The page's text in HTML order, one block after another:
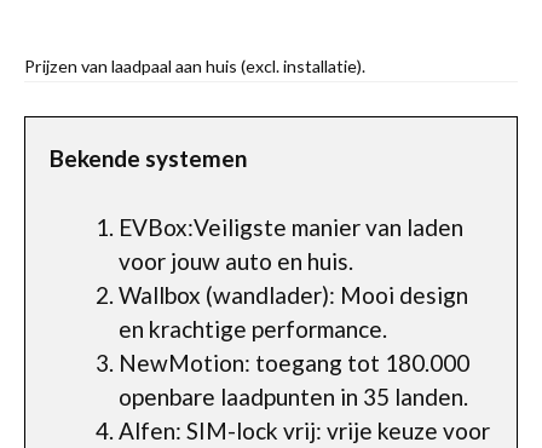
Prijzen van laadpaal aan huis (excl. installatie).
Bekende systemen
EVBox:Veiligste manier van laden
voor jouw auto en huis.
Wallbox (wandlader): Mooi design
en krachtige performance.
NewMotion: toegang tot 180.000
openbare laadpunten in 35 landen.
Alfen: SIM-lock vrij: vrije keuze voor